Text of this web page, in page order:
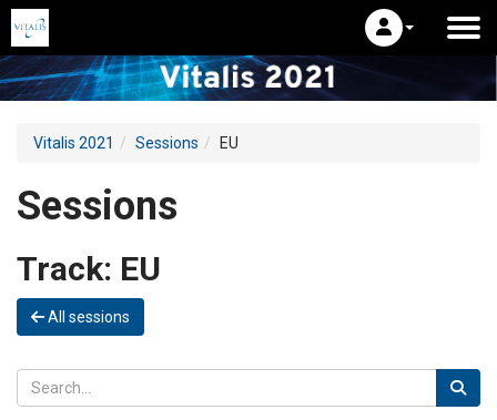
Vitalis 2021 Sessions EU
Sessions
Track: EU
All sessions